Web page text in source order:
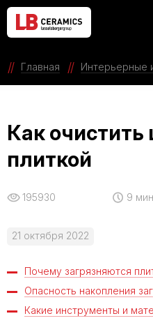
Главная Интерьерные
Как
плиткой
21 октября 2022
195930 9
Почему загрязняются
Опасность накопления
Какие инструменты и